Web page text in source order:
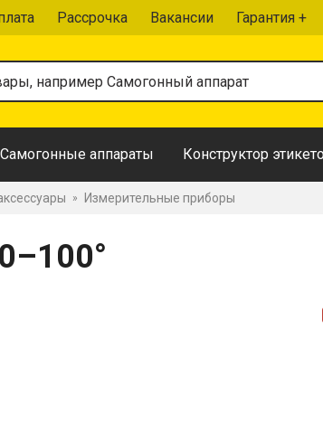
Рассрочка Вакансии Гарантия +
Самогонные аппараты Конструктор
» Измерительные приборы